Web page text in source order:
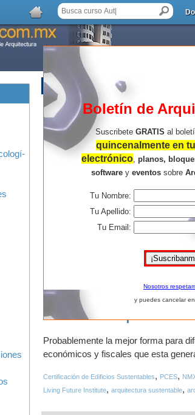
AGREGAR COMENTARIO
Hacia una arquitectura
Probablemente la mejor forma para
económicos y fiscales que esta
Certificación de Edificios Sustentables, PCES,
Living Future Institute, arquitectura sustentable,
Boletín de
Suscribete GRATIS al
quincenalmente en
electrónico, planos,
softwarey eventossobre
Tu Nombre:
Tu Apellido:
Tu Email:
Nosotros
y puedes cancelar